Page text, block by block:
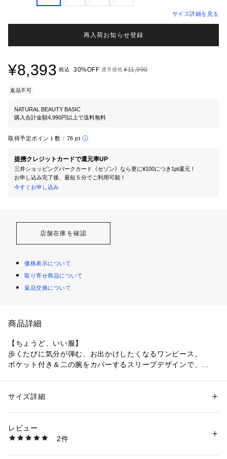
サイズ詳細を見る
再入荷お知らせ登録
¥8,393 税込 30%OFF 通常価格¥11,990
返品不可
NATURAL BEAUTY BASIC
購入合計金額4,990円以上で送料無料
取得予定ポイント数： 76 pt
提携クレジットカードで還元率UP
三井ショッピングパークカード《セゾン》なら更に¥100につき1pt還元！
お申し込み完了後、最短５分でご利用可能！
今すぐお申し込み
店舗在庫を確認
価格表示について
取り寄せ商品について
返品交換について
商品詳細
【ちょうど、いい服】
歩くたびに気分が弾む、お出かけしたくなるワンピース。
ポケット付き＆二の腕をカバーするスリーブデザインで、
□マシンウォッシャブル
ベーシックで取り入れやすいワンピース。首元をすっきり見せ
る襟ぐりラインが、上品な印象に見せてくれます。ウエストは
性別：レディース
素材：（表生地）ポリエステル 66% コットン 25% キュプラ 7% 麻 2%
生産国：中国製
洗濯：40℃非常に弱い 漂白× アイロン150℃ ドライ弱い タンブル乾燥×
※詳しい洗濯方法については、商品の品質表示タグをご覧ください
サイズ詳細
レビュー
2件